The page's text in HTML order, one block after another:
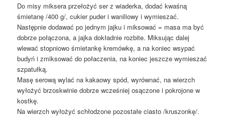
Do misy miksera przełożyć ser z wiaderka, dodać kwaśną
śmietanę /400 g/, cukier puder i waniliowy i wymieszać.
Następnie dodawać po jednym jajku i miksować = masa ma być
dobrze połączona, a jajka dokładnie rozbite. Miksując dalej
wlewać stopniowo śmietankę kremówkę, a na koniec wsypać
budyń i zmiksować do połaczenia, na koniec jeszcze wymieszać
szpatułką.
Masę serową wylać na kakaowy spód, wyrównać, na wierzch
wyłożyć brzoskwinie dobrze wcześniej osączone i pokrojone w
kostkę.
Na wierzch wyłożyć schłodzone pozostałe ciasto /kruszonkę/.